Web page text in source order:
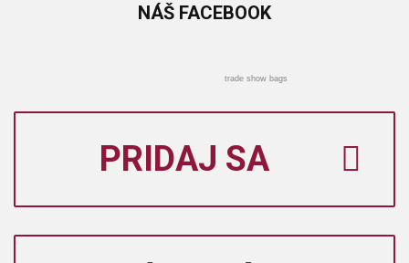
NÁŠ FACEBOOK
trade show bags
PRIDAJ SA